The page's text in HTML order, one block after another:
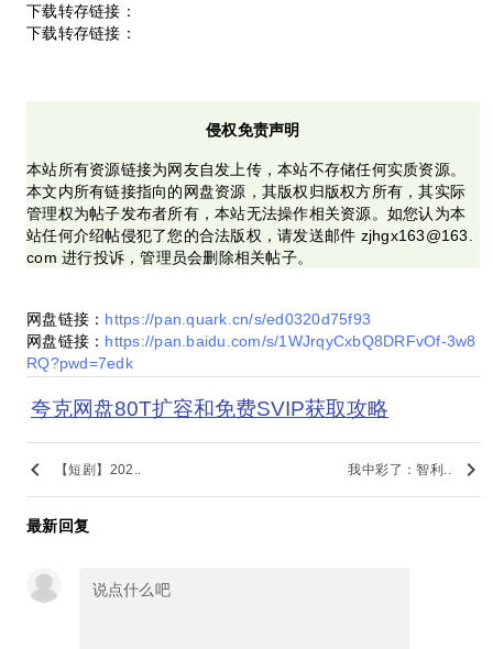
下载转存链接：
下载转存链接：
侵权免责声明
本站所有资源链接为网友自发上传，本站不存储任何实质资源。
本文内所有链接指向的网盘资源，其版权归版权方所有，其实际
管理权为帖子发布者所有，本站无法操作相关资源。如您认为本
站任何介绍帖侵犯了您的合法版权，请发送邮件 zjhgx163@163.
com 进行投诉，管理员会删除相关帖子。
网盘链接： https://pan.quark.cn/s/ed0320d75f93
网盘链接： https://pan.baidu.com/s/1WJrqyCxbQ8DRFvOf-3w8
RQ?pwd=7edk
夸克网盘80T扩容和免费SVIP获取攻略
keyboard_arrow_left 【短剧】202.. 我中彩了：智利.. keyboard_arrow_right
最新回复